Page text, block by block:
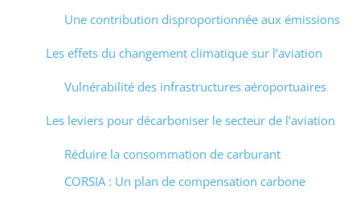
Une contribution disproportionnée aux émissions
Les effets du changement climatique sur l’aviation
Vulnérabilité des infrastructures aéroportuaires
Les leviers pour décarboniser le secteur de l’aviation
Réduire la consommation de carburant
CORSIA : Un plan de compensation carbone